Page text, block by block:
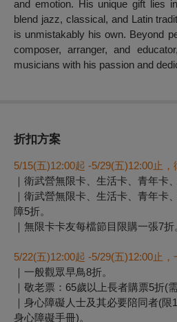
and emotion. His unique gift lies
blend jazz, classical, and Latin
is unmistakably his own. Beyond
composer, arranger, and
musicians with his passion and
折扣方案
5/15(五)12:00起 -5/29(五)12:00止
｜衛武營無限卡、生活卡、青年卡
｜衛武營無限卡、生活卡、青年卡
障5折。
｜無限卡卡友每檔節目限購一張7
5/22(五)12:00起 -5/29(五)12:00止
｜一般觀眾早鳥8折。
｜敬老票：65歲以上長者購票5折(
｜身心障礙人士及其必要陪同者(
身心障礙手冊)。